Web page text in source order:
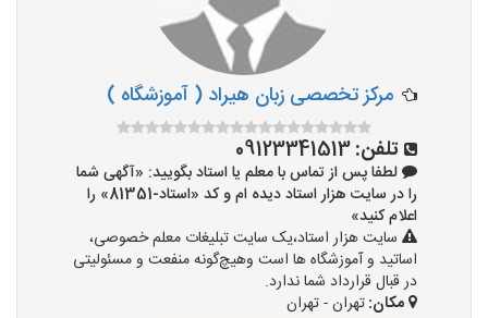
مرکز تخصصی زبان هیراد ( آموزشگاه )
تلفن:09123341513
لطفا پس از تماس با معلم یا استاد بگویید: «آگهی شما
را در سایت هزار استاد دیده ام و کد «استاد-81351» را
اعلام کنید»
سایت هزار استاد،یک سایت تبلیغات معلم خصوصی،
اساتید و آموزشگاه ها است وهیچ‌گونه منفعت و مسئولیتی
در قبال قرارداد شما ندارد.
مکان:تهران - تهران